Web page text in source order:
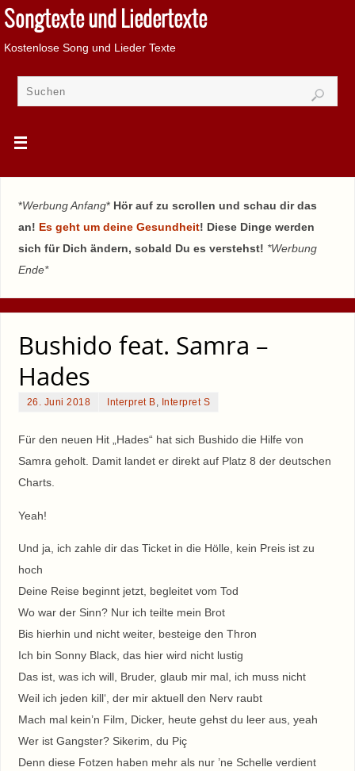
Songtexte und Liedertexte
Kostenlose Song und Lieder Texte
*Werbung Anfang* Hör auf zu scrollen und schau dir das
an! Es geht um deine Gesundheit! Diese Dinge werden
sich für Dich ändern, sobald Du es verstehst! *Werbung
Ende*
Bushido feat. Samra –
Hades
26. Juni 2018 Interpret B, Interpret S
Für den neuen Hit „Hades“ hat sich Bushido die Hilfe von
Samra geholt. Damit landet er direkt auf Platz 8 der deutschen
Charts.
Yeah!
Und ja, ich zahle dir das Ticket in die Hölle, kein Preis ist zu
hoch
Deine Reise beginnt jetzt, begleitet vom Tod
Wo war der Sinn? Nur ich teilte mein Brot
Bis hierhin und nicht weiter, besteige den Thron
Ich bin Sonny Black, das hier wird nicht lustig
Das ist, was ich will, Bruder, glaub mir mal, ich muss nicht
Weil ich jeden kill‘, der mir aktuell den Nerv raubt
Mach mal kein’n Film, Dicker, heute gehst du leer aus, yeah
Wer ist Gangster? Sikerim, du Piç
Denn diese Fotzen haben mehr als nur ’ne Schelle verdient